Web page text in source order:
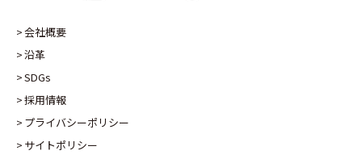
会社概要
沿革
SDGs
採用情報
プライバシーポリシー
サイトポリシー